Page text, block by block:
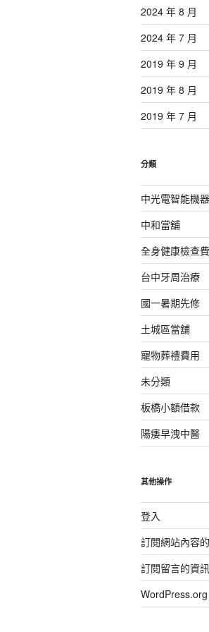
2024 年 8 月
2024 年 7 月
2019 年 9 月
2019 年 8 月
2019 年 7 月
分類
中光電智能機
中和當舖
全身健康檢查
台中牙周治療
國一暑期先修
土城區當舖
寵物葬禮費用
未分類
板橋小額借款
陽痿早洩中醫
其他操作
登入
訂閱網站內容
訂閱留言的資